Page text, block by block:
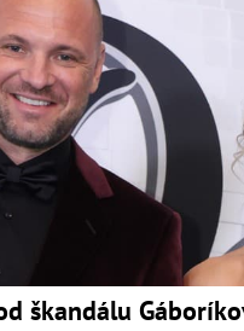
škandálu